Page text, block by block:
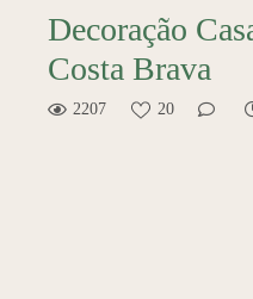
Decoração
Costa Brava
2207 20